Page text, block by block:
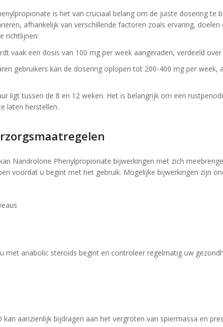
is het van cruciaal belang om de juiste dosering te
afhankelijk van verschillende factoren zoals ervaring, doelen
richtlijnen:
vaak een dosis van 100 mg per week aangeraden, verdeeld
gebruikers kan de dosering oplopen tot 200-400 mg per week,
ligt tussen de 8 en 12 weken. Het is belangrijk om een
laten herstellen.
Nandrolone Phenylpropionate bijwerkingen met zich
voordat u begint met het gebruik. Mogelijke bijwerkingen zijn
met anabolic steroids begint en controleer regelmatig uw
aanzienlijk bijdragen aan het vergroten van spiermassa en